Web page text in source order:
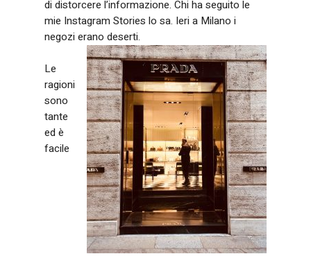
di distorcere l’informazione. Chi ha seguito le
mie Instagram Stories lo sa. Ieri a Milano i
negozi erano deserti.
Le
ragioni
sono
tante
ed è
facile